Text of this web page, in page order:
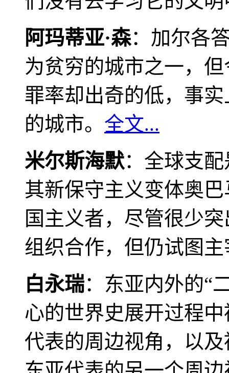
阿玛蒂亚·森：加尔各
为贫穷的城市之一，
罪率却出奇的低，事
的城市。 全文...
米尔斯海默：全球支
其新保守主义变体奥
国主义者，尽管很少
组织合作，但仍试图
白永瑞：东亚内外的“
心的世界史展开过程
代表的周边视角，以